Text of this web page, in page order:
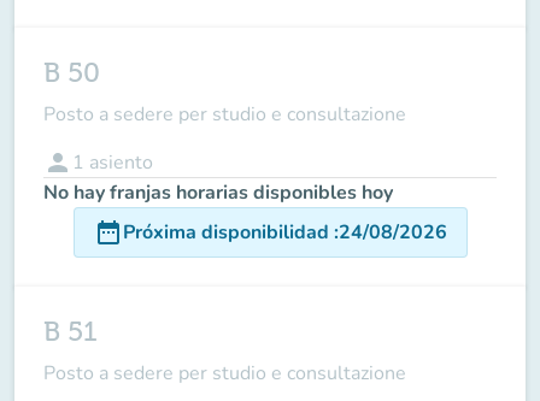
B 50
Posto a sedere per studio e consultazione
person 1 asiento
No hay franjas horarias disponibles hoy
date_rangePróxima disponibilidad :24/08/2026
B 51
Posto a sedere per studio e consultazione